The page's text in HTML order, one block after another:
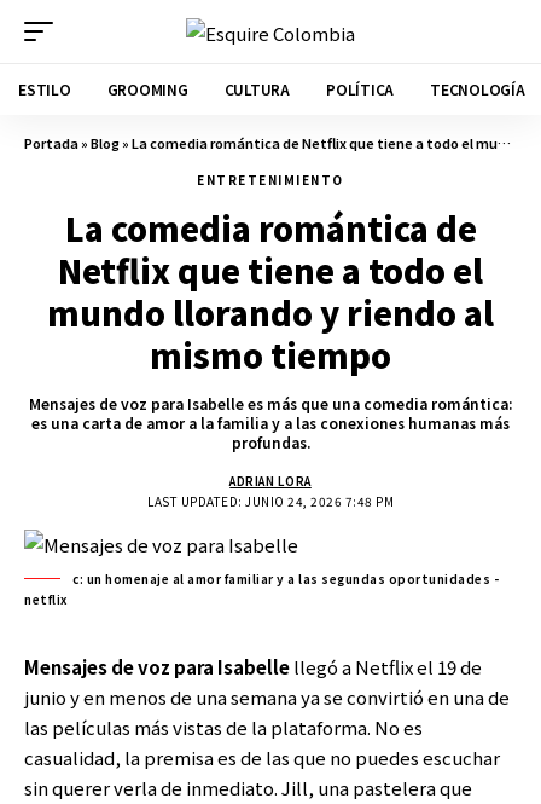
ESTILO GROOMING CULTURA POLÍTICA TECNOLOGÍA
Portada»Blog»La comedia romántica de Netflix que tiene a todo el mundo llorando y riendo al mismo tiempo
ENTRETENIMIENTO
La comedia romántica de
Netflix que tiene a todo el
mundo llorando y riendo al
mismo tiempo
Mensajes de voz para Isabelle es más que una comedia romántica:
es una carta de amor a la familia y a las conexiones humanas más
profundas.
LAST UPDATED: JUNIO 24, 2026 7:48 PM
ADRIAN LORA
c: un homenaje al amor familiar y a las segundas oportunidades -
netflix
Mensajes de voz para Isabellellegó a Netflix el 19 de
junio y en menos de una semana ya se convirtió en una de
las películas más vistas de la plataforma. No es
casualidad, la premisa es de las que no puedes escuchar
sin querer verla de inmediato. Jill, una pastelera que